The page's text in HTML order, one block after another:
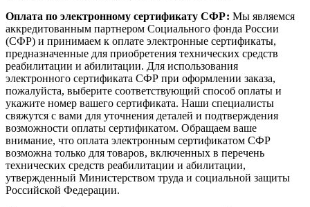
Оплата по электронному сертификату СФР: Мы являемся
аккредитованным партнером Социального фонда России
(СФР) и принимаем к оплате электронные сертификаты,
предназначенные для приобретения технических средств
реабилитации и абилитации. Для использования
электронного сертификата СФР при оформлении заказа,
пожалуйста, выберите соответствующий способ оплаты и
укажите номер вашего сертификата. Наши специалисты
свяжутся с вами для уточнения деталей и подтверждения
возможности оплаты сертификатом. Обращаем ваше
внимание, что оплата электронным сертификатом СФР
возможна только для товаров, включенных в перечень
технических средств реабилитации и абилитации,
утвержденный Министерством труда и социальной защиты
Российской Федерации.